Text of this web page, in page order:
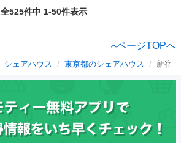
全525件中 1-50件表示
ページTOPへ
シェアハウス 東京都のシェアハウス 新宿